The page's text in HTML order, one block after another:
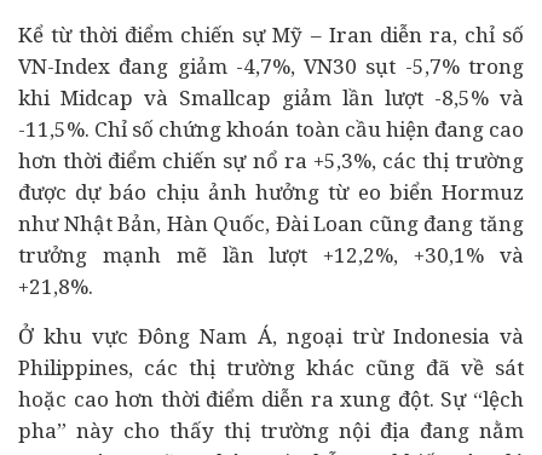
Kể từ thời điểm chiến sự Mỹ – Iran diễn ra, chỉ số
VN-Index đang giảm -4,7%, VN30 sụt -5,7% trong
khi Midcap và Smallcap giảm lần lượt -8,5% và
-11,5%. Chỉ số chứng khoán toàn cầu hiện đang cao
hơn thời điểm chiến sự nổ ra +5,3%, các thị trường
được dự báo chịu ảnh hưởng từ eo biển Hormuz
như Nhật Bản, Hàn Quốc, Đài Loan cũng đang tăng
trưởng mạnh mẽ lần lượt +12,2%, +30,1% và
+21,8%.
Ở khu vực Đông Nam Á, ngoại trừ Indonesia và
Philippines, các thị trường khác cũng đã về sát
hoặc cao hơn thời điểm diễn ra xung đột. Sự “lệch
pha” này cho thấy thị trường nội địa đang nằm